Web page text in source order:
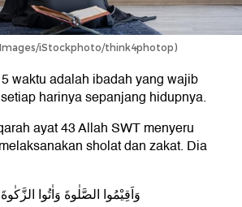
iStockphoto/think4photop)
waktu adalah ibadah yang wajib
harinya sepanjang hidupnya.
ayat 43 Allah SWT menyeru
sholat dan zakat. Dia
وَاَقِيْمُوا الصَّلٰوةَ وَاٰتُوا